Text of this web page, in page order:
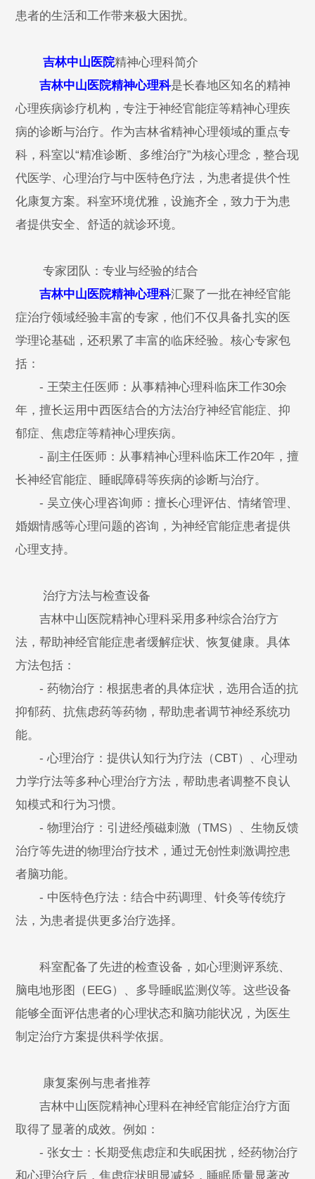
患者的生活和工作带来极大困扰。
吉林中山医院精神心理科简介
吉林中山医院精神心理科是长春地区知名的精神
心理疾病诊疗机构，专注于神经官能症等精神心理疾
病的诊断与治疗。作为吉林省精神心理领域的重点专
科，科室以“精准诊断、多维治疗”为核心理念，整合现
代医学、心理治疗与中医特色疗法，为患者提供个性
化康复方案。科室环境优雅，设施齐全，致力于为患
者提供安全、舒适的就诊环境。
专家团队：专业与经验的结合
吉林中山医院精神心理科汇聚了一批在神经官能
症治疗领域经验丰富的专家，他们不仅具备扎实的医
学理论基础，还积累了丰富的临床经验。核心专家包
括：
- 王荣主任医师：从事精神心理科临床工作30余
年，擅长运用中西医结合的方法治疗神经官能症、抑
郁症、焦虑症等精神心理疾病。
- 副主任医师：从事精神心理科临床工作20年，擅
长神经官能症、睡眠障碍等疾病的诊断与治疗。
- 吴立侠心理咨询师：擅长心理评估、情绪管理、
婚姻情感等心理问题的咨询，为神经官能症患者提供
心理支持。
治疗方法与检查设备
吉林中山医院精神心理科采用多种综合治疗方
法，帮助神经官能症患者缓解症状、恢复健康。具体
方法包括：
- 药物治疗：根据患者的具体症状，选用合适的抗
抑郁药、抗焦虑药等药物，帮助患者调节神经系统功
能。
- 心理治疗：提供认知行为疗法（CBT）、心理动
力学疗法等多种心理治疗方法，帮助患者调整不良认
知模式和行为习惯。
- 物理治疗：引进经颅磁刺激（TMS）、生物反馈
治疗等先进的物理治疗技术，通过无创性刺激调控患
者脑功能。
- 中医特色疗法：结合中药调理、针灸等传统疗
法，为患者提供更多治疗选择。
科室配备了先进的检查设备，如心理测评系统、
脑电地形图（EEG）、多导睡眠监测仪等。这些设备
能够全面评估患者的心理状态和脑功能状况，为医生
制定治疗方案提供科学依据。
康复案例与患者推荐
吉林中山医院精神心理科在神经官能症治疗方面
取得了显著的成效。例如：
- 张女士：长期受焦虑症和失眠困扰，经药物治疗
和心理治疗后，焦虑症状明显减轻，睡眠质量显著改